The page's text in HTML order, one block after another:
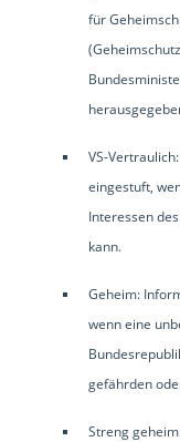
für
VS-
eingestuft,
Interessen
kann.
Geheim:
wenn eine
gefährden
Streng